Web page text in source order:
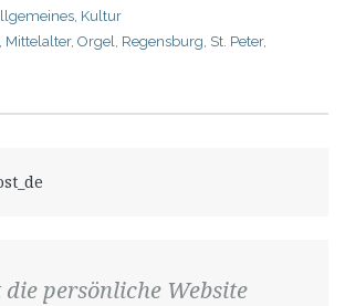
, Kultur
, Mittelalter, Orgel, Regensburg, St. Peter,
die persönliche Website